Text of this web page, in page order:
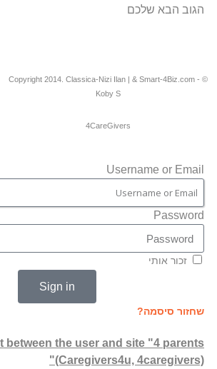
הגוב הבא שלכם
© Copyright 2014. Classica-Nizi Ilan | & Smart-4Biz.com -
Koby S
4CareGivers
Username or Email
Password
זכור אותי
Sign in
שחזור סיסמה?
between the user and site "4 parents
(Caregivers4u, 4caregivers)"